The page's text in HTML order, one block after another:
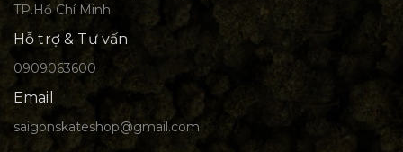
TP.Hồ Chí Minh
Hỗ trợ & Tư vấn
0909063600
Email
saigonskateshop@gmail.com